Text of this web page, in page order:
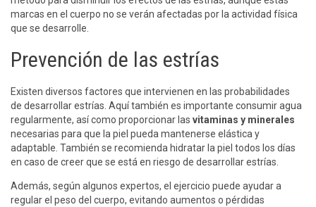
marcas en el cuerpo no se verán afectadas por la actividad física
que se desarrolle.
Prevención de las estrías
Existen diversos factores que intervienen en las probabilidades
de desarrollar estrías. Aquí también es importante consumir agua
regularmente, así como proporcionar las vitaminas y minerales
necesarias para que la piel pueda mantenerse elástica y
adaptable. También se recomienda hidratar la piel todos los días
en caso de creer que se está en riesgo de desarrollar estrías.
Además, según algunos expertos, el ejercicio puede ayudar a
regular el peso del cuerpo, evitando aumentos o pérdidas